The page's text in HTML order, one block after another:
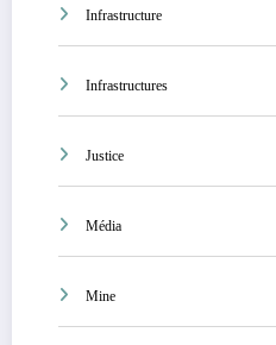
Infrastructure
Infrastructures
Justice
Média
Mine